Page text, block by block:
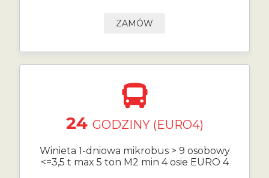
ZAMÓW
24 GODZINY (EURO4)
Winieta 1-dniowa mikrobus > 9 osobowy
<=3,5 t max 5 ton M2 min 4 osie EURO 4